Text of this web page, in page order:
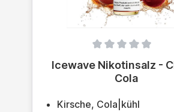
Durchschnittliche
Icewave Nikotinsalz -
Cola
Kirsche, Cola|kühl